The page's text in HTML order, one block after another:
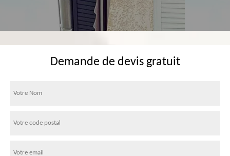
Demande de devis gratuit